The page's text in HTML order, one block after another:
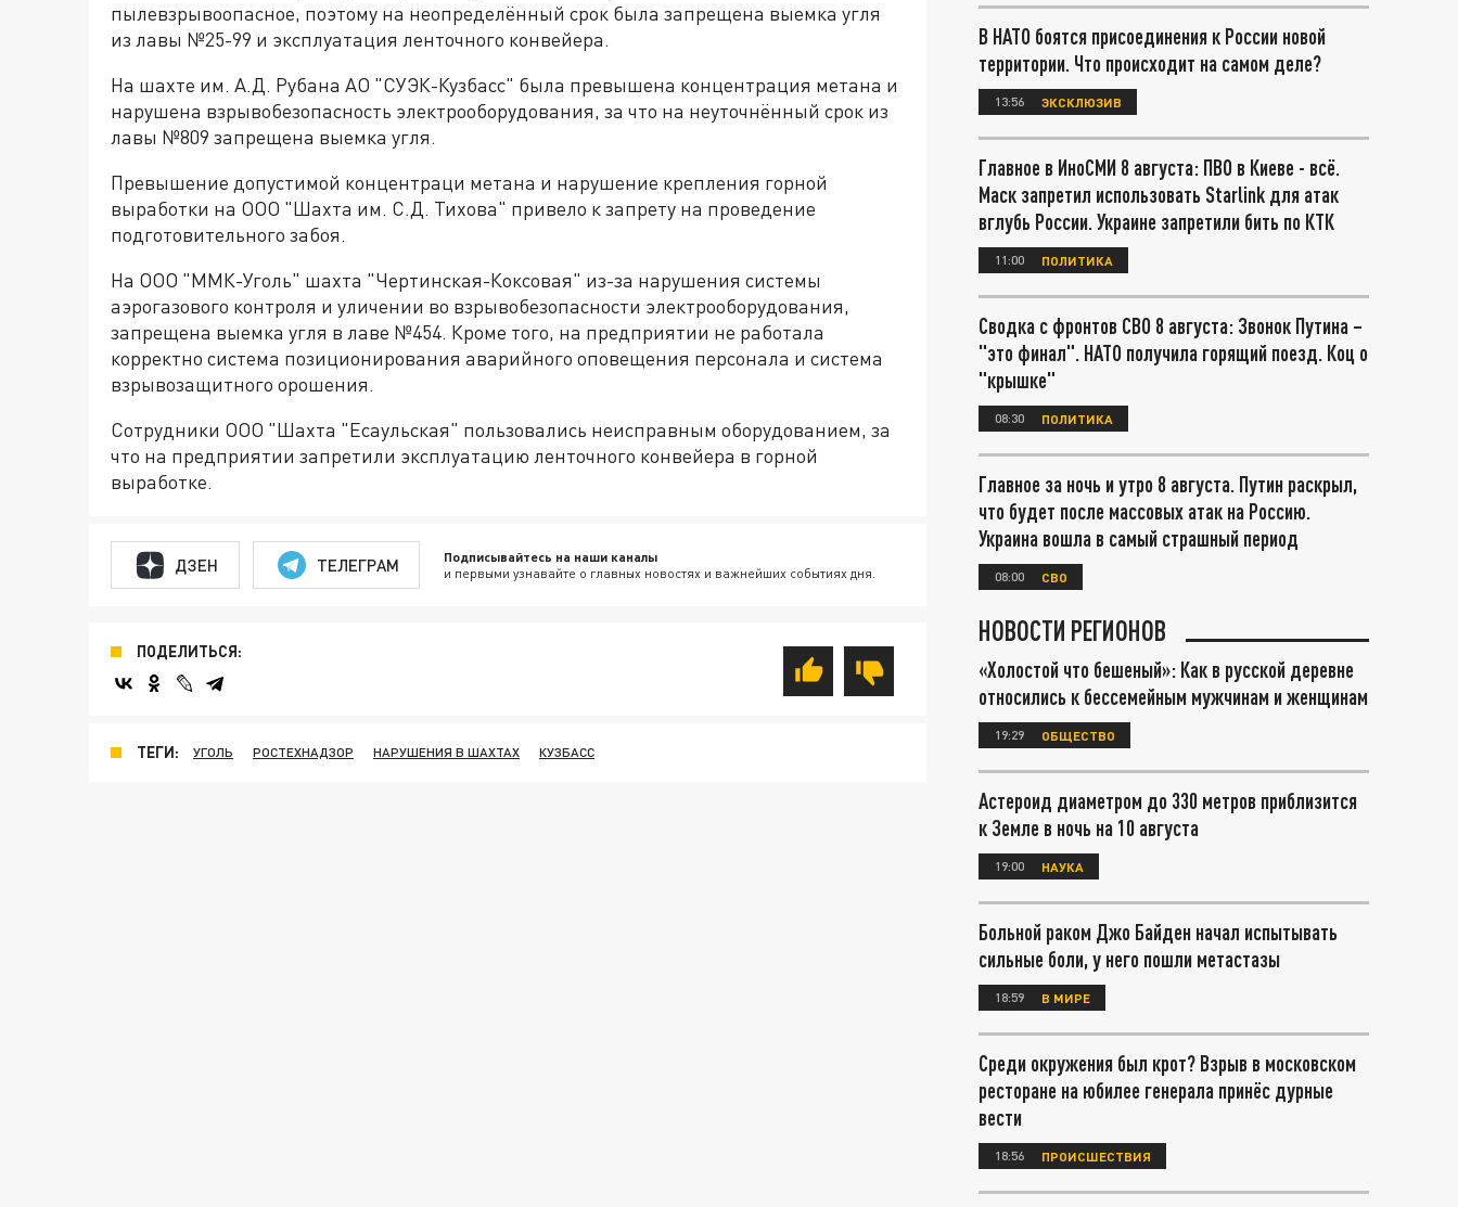
пылевзрывоопасное, поэтому на неопределённый срок была запрещена выемка угля
из лавы №25-99 и эксплуатация ленточного конвейера.
На шахте им. А.Д. Рубана АО "СУЭК-Кузбасс" была превышена концентрация метана и
нарушена взрывобезопасность электрооборудования, за что на неуточнённый срок из
лавы №809 запрещена выемка угля.
Превышение допустимой концентраци метана и нарушение крепления горной
выработки на ООО "Шахта им. С.Д. Тихова" привело к запрету на проведение
подготовительного забоя.
На ООО "ММК-Уголь" шахта "Чертинская-Коксовая" из-за нарушения системы
аэрогазового контроля и уличении во взрывобезопасности электрооборудования,
запрещена выемка угля в лаве №454. Кроме того, на предприятии не работала
корректно система позиционирования аварийного оповещения персонала и система
взрывозащитного орошения.
Сотрудники ООО "Шахта "Есаульская" пользовались неисправным оборудованием, за
что на предприятии запретили эксплуатацию ленточного конвейера в горной
выработке.
ДЗЕН ТЕЛЕГРАМ Подписывайтесь на наши каналы
и первыми узнавайте о главных новостях и важнейших событиях дня.
ПОДЕЛИТЬСЯ:
ТЕГИ: УГОЛЬ РОСТЕХНАДЗОР НАРУШЕНИЯ В ШАХТАХ КУЗБАСС
В НАТО боятся присоединения к России новой
территории. Что происходит на самом деле?
13:56 ЭКСКЛЮЗИВ
Главное в ИноСМИ 8 августа: ПВО в Киеве - всё.
Маск запретил использовать Starlink для атак
вглубь России. Украине запретили бить по КТК
11:00 ПОЛИТИКА
Сводка с фронтов СВО 8 августа: Звонок Путина –
"это финал". НАТО получила горящий поезд. Коц о
"крышке"
08:30 ПОЛИТИКА
Главное за ночь и утро 8 августа. Путин раскрыл,
что будет после массовых атак на Россию.
Украина вошла в самый страшный период
08:00 СВО
НОВОСТИ РЕГИОНОВ
«Холостой что бешеный»: Как в русской деревне
относились к бессемейным мужчинам и женщинам
19:29 ОБЩЕСТВО
Астероид диаметром до 330 метров приблизится
к Земле в ночь на 10 августа
19:00 НАУКА
Больной раком Джо Байден начал испытывать
сильные боли, у него пошли метастазы
18:59 В МИРЕ
Среди окружения был крот? Взрыв в московском
ресторане на юбилее генерала принёс дурные
вести
18:56 ПРОИСШЕСТВИЯ